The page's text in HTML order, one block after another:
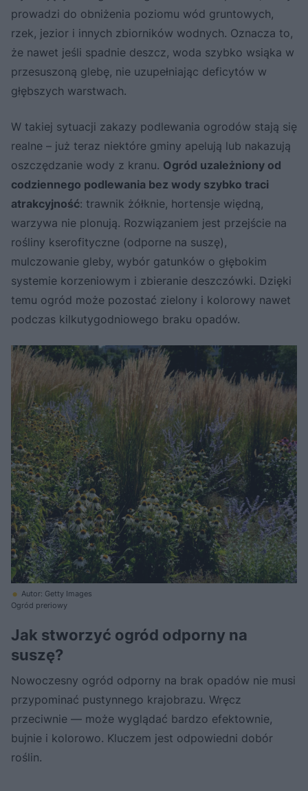
prowadzi do obniżenia poziomu wód gruntowych,
rzek, jezior i innych zbiorników wodnych. Oznacza to,
że nawet jeśli spadnie deszcz, woda szybko wsiąka w
przesuszoną glebę, nie uzupełniając deficytów w
głębszych warstwach.
W takiej sytuacji zakazy podlewania ogrodów stają się
realne – już teraz niektóre gminy apelują lub nakazują
oszczędzanie wody z kranu. Ogród uzależniony od
codziennego podlewania bez wody szybko traci
atrakcyjność: trawnik żółknie, hortensje więdną,
warzywa nie plonują. Rozwiązaniem jest przejście na
rośliny kserofityczne (odporne na suszę),
mulczowanie gleby, wybór gatunków o głębokim
systemie korzeniowym i zbieranie deszczówki. Dzięki
temu ogród może pozostać zielony i kolorowy nawet
podczas kilkutygodniowego braku opadów.
Autor: Getty Images
Ogród preriowy
Jak stworzyć ogród odporny na
suszę?
Nowoczesny ogród odporny na brak opadów nie musi
przypominać pustynnego krajobrazu. Wręcz
przeciwnie — może wyglądać bardzo efektownie,
bujnie i kolorowo. Kluczem jest odpowiedni dobór
roślin.